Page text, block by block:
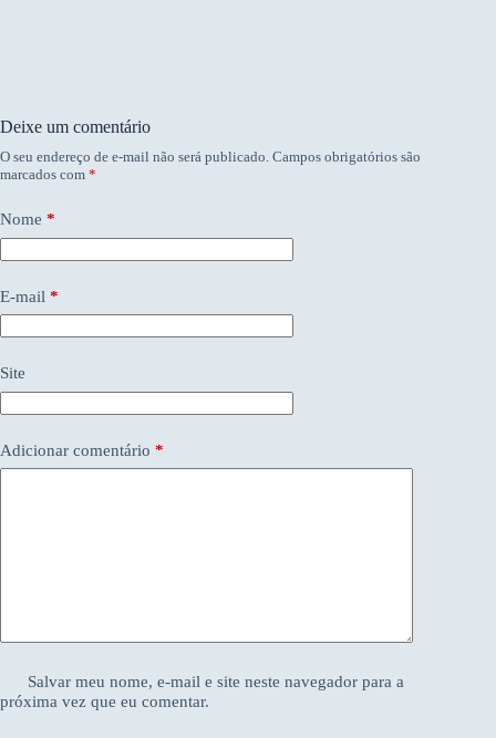
Deixe um comentário
O seu endereço de e-mail não será publicado. Campos obrigatórios são
marcados com *
Nome *
E-mail *
Site
Adicionar comentário *
Salvar meu nome, e-mail e site neste navegador para a
próxima vez que eu comentar.